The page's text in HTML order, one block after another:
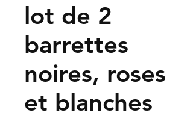
lot de 2
barrettes
noires, roses
et blanches